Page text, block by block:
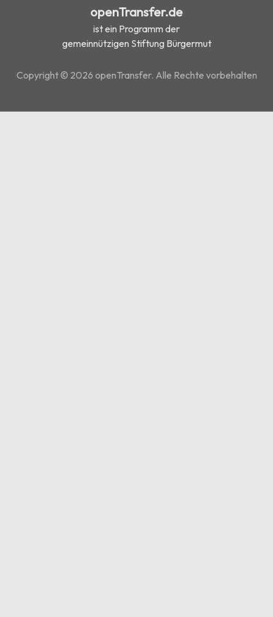
openTransfer.de
ist ein Programm der
gemeinnützigen Stiftung Bürgermut
Copyright © 2026 openTransfer. Alle Rechte vorbehalten